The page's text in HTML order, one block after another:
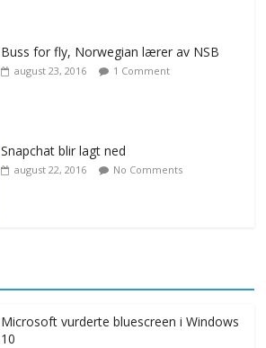
Buss for fly, Norwegian lærer av NSB
august 23, 2016 1 Comment
Snapchat blir lagt ned
august 22, 2016 No Comments
Microsoft vurderte bluescreen i Windows
10